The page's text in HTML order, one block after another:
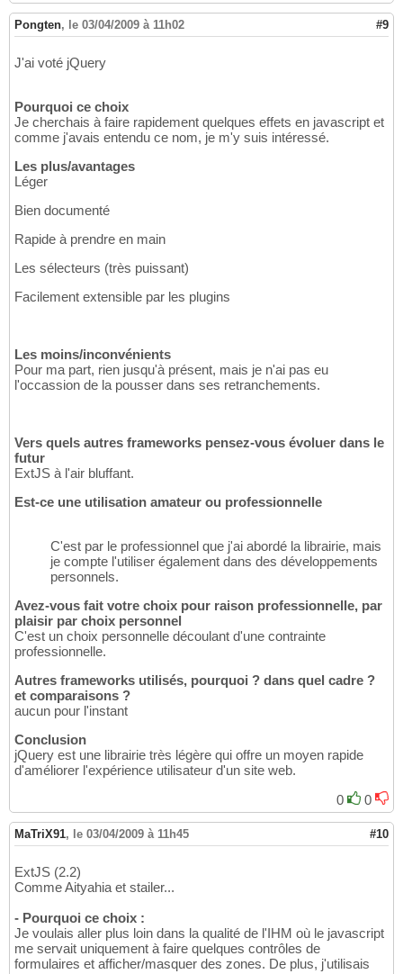
Pongten, le 03/04/2009 à 11h02 #9
J'ai voté jQuery
Pourquoi ce choix
Je cherchais à faire rapidement quelques effets en javascript et
comme j'avais entendu ce nom, je m'y suis intéressé.
Les plus/avantages
Léger
Bien documenté
Rapide à prendre en main
Les sélecteurs (très puissant)
Facilement extensible par les plugins
Les moins/inconvénients
Pour ma part, rien jusqu'à présent, mais je n'ai pas eu
l'occassion de la pousser dans ses retranchements.
Vers quels autres frameworks pensez-vous évoluer dans le
futur
ExtJS à l'air bluffant.
Est-ce une utilisation amateur ou professionnelle
C'est par le professionnel que j'ai abordé la librairie, mais
je compte l'utiliser également dans des développements
personnels.
Avez-vous fait votre choix pour raison professionnelle, par
plaisir par choix personnel
C'est un choix personnelle découlant d'une contrainte
professionnelle.
Autres frameworks utilisés, pourquoi ? dans quel cadre ?
et comparaisons ?
aucun pour l'instant
Conclusion
jQuery est une librairie très légère qui offre un moyen rapide
d'améliorer l'expérience utilisateur d'un site web.
0
0
MaTriX91, le 03/04/2009 à 11h45 #10
ExtJS (2.2)
Comme Aityahia et stailer...
- Pourquoi ce choix :
Je voulais aller plus loin dans la qualité de l'IHM où le javascript
me servait uniquement à faire quelques contrôles de
formulaires et afficher/masquer des zones. De plus, j'utilisais